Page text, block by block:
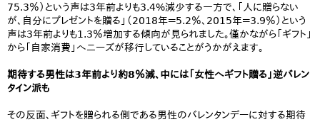
75.3％）という声は3年前よりも3.4%減少する一方で、「人に贈らない
が、自分にプレゼントを贈る」（2018年＝5.2％、2015年＝3.9％）という
声は3年前よりも1.3％増加する傾向が見られました。僅かながら「ギフト」
から「自家消費」へニーズが移行していることがうかがえます。
期待する男性は3年前より約8％減、中には「女性へギフト贈る」逆バレン
タイン派も
その反面、ギフトを贈られる側である男性のバレンタンデーに対する期待